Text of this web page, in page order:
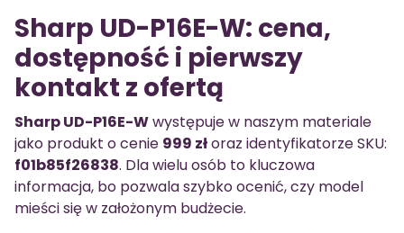
Sharp UD-P16E-W: cena,
dostępność i pierwszy
kontakt z ofertą
Sharp UD-P16E-Wwystępuje w naszym materiale
jako produkt o cenie 999 złoraz identyfikatorze SKU:
f01b85f26838. Dla wielu osób to kluczowa
informacja, bo pozwala szybko ocenić, czy model
mieści się w założonym budżecie.